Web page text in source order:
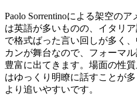
Paolo Sorrentinoによる架空の
は英語が多いものの、イタリ
で格式ばった言い回しが多く
カンが舞台なので、フォーマ
豊富に出てきます。場面の性
はゆっくり明瞭に話すことが
より追いやすいです。